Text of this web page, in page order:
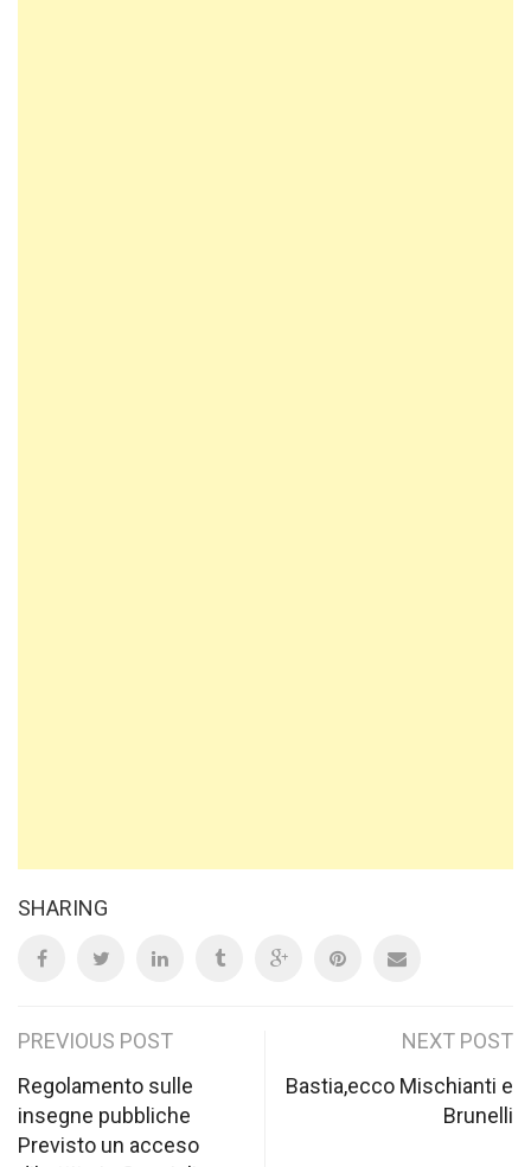
SHARING
Post
navigation
PREVIOUS POST
Regolamento sulle
insegne pubbliche
Previsto un acceso
NEXT POST
Bastia,ecco Mischianti e
Brunelli